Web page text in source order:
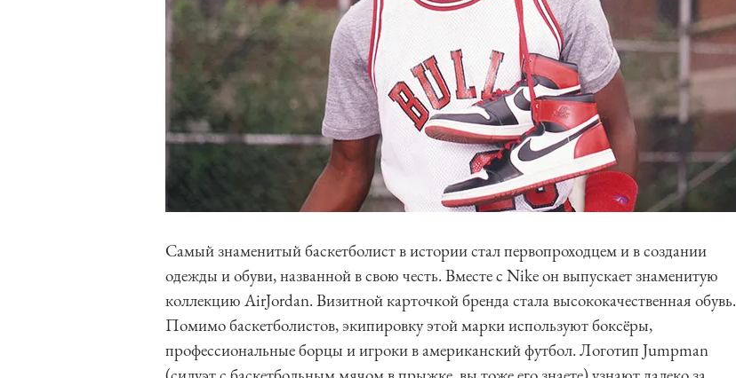
Самый знаменитый баскетболист в истории стал первопроходцем и в создании
одежды и обуви, названной в свою честь. Вместе с Nike он выпускает знаменитую
коллекцию AirJordan. Визитной карточкой бренда стала высококачественная обувь.
Помимо баскетболистов, экипировку этой марки используют боксёры,
профессиональные борцы и игроки в американский футбол. Логотип Jumpman